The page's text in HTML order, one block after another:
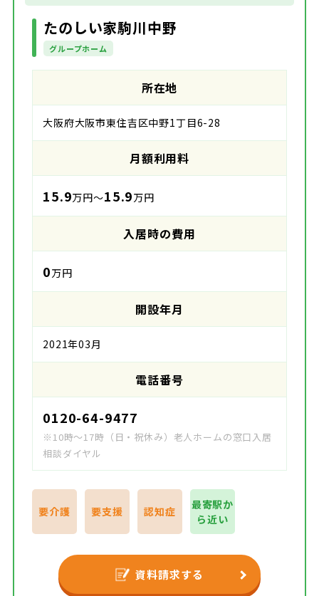
たのしい家駒川中野
グループホーム
所在地
大阪府大阪市東住吉区中野1丁目6-28
月額利用料
15.9万円～15.9万円
入居時の費用
0万円
開設年月
2021年03月
電話番号
0120-64-9477
※10時～17時（日・祝休み）老人ホームの窓口入居
相談ダイヤル
要介護 要支援 認知症
最寄駅か
ら近い
資料請求する